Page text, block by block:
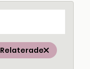
Relaterade